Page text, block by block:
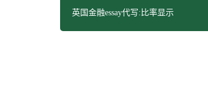
英国金融essay代写:比率显示